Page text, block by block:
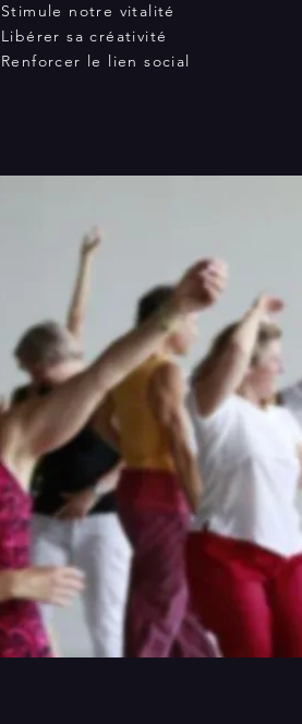
Stimule notre vitalité
Libérer sa créativité
Renforcer le lien social